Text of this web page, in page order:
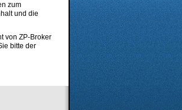
zum
und die
von ZP-Broker
bitte der